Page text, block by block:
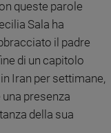
queste parole
Sala ha
il padre
di un capitolo
Iran per settimane,
presenza
della sua